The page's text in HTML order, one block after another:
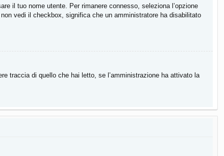
il tuo nome utente. Per rimanere connesso, seleziona l’opzione
vedi il checkbox, significa che un amministratore ha disabilitato
traccia di quello che hai letto, se l’amministrazione ha attivato la